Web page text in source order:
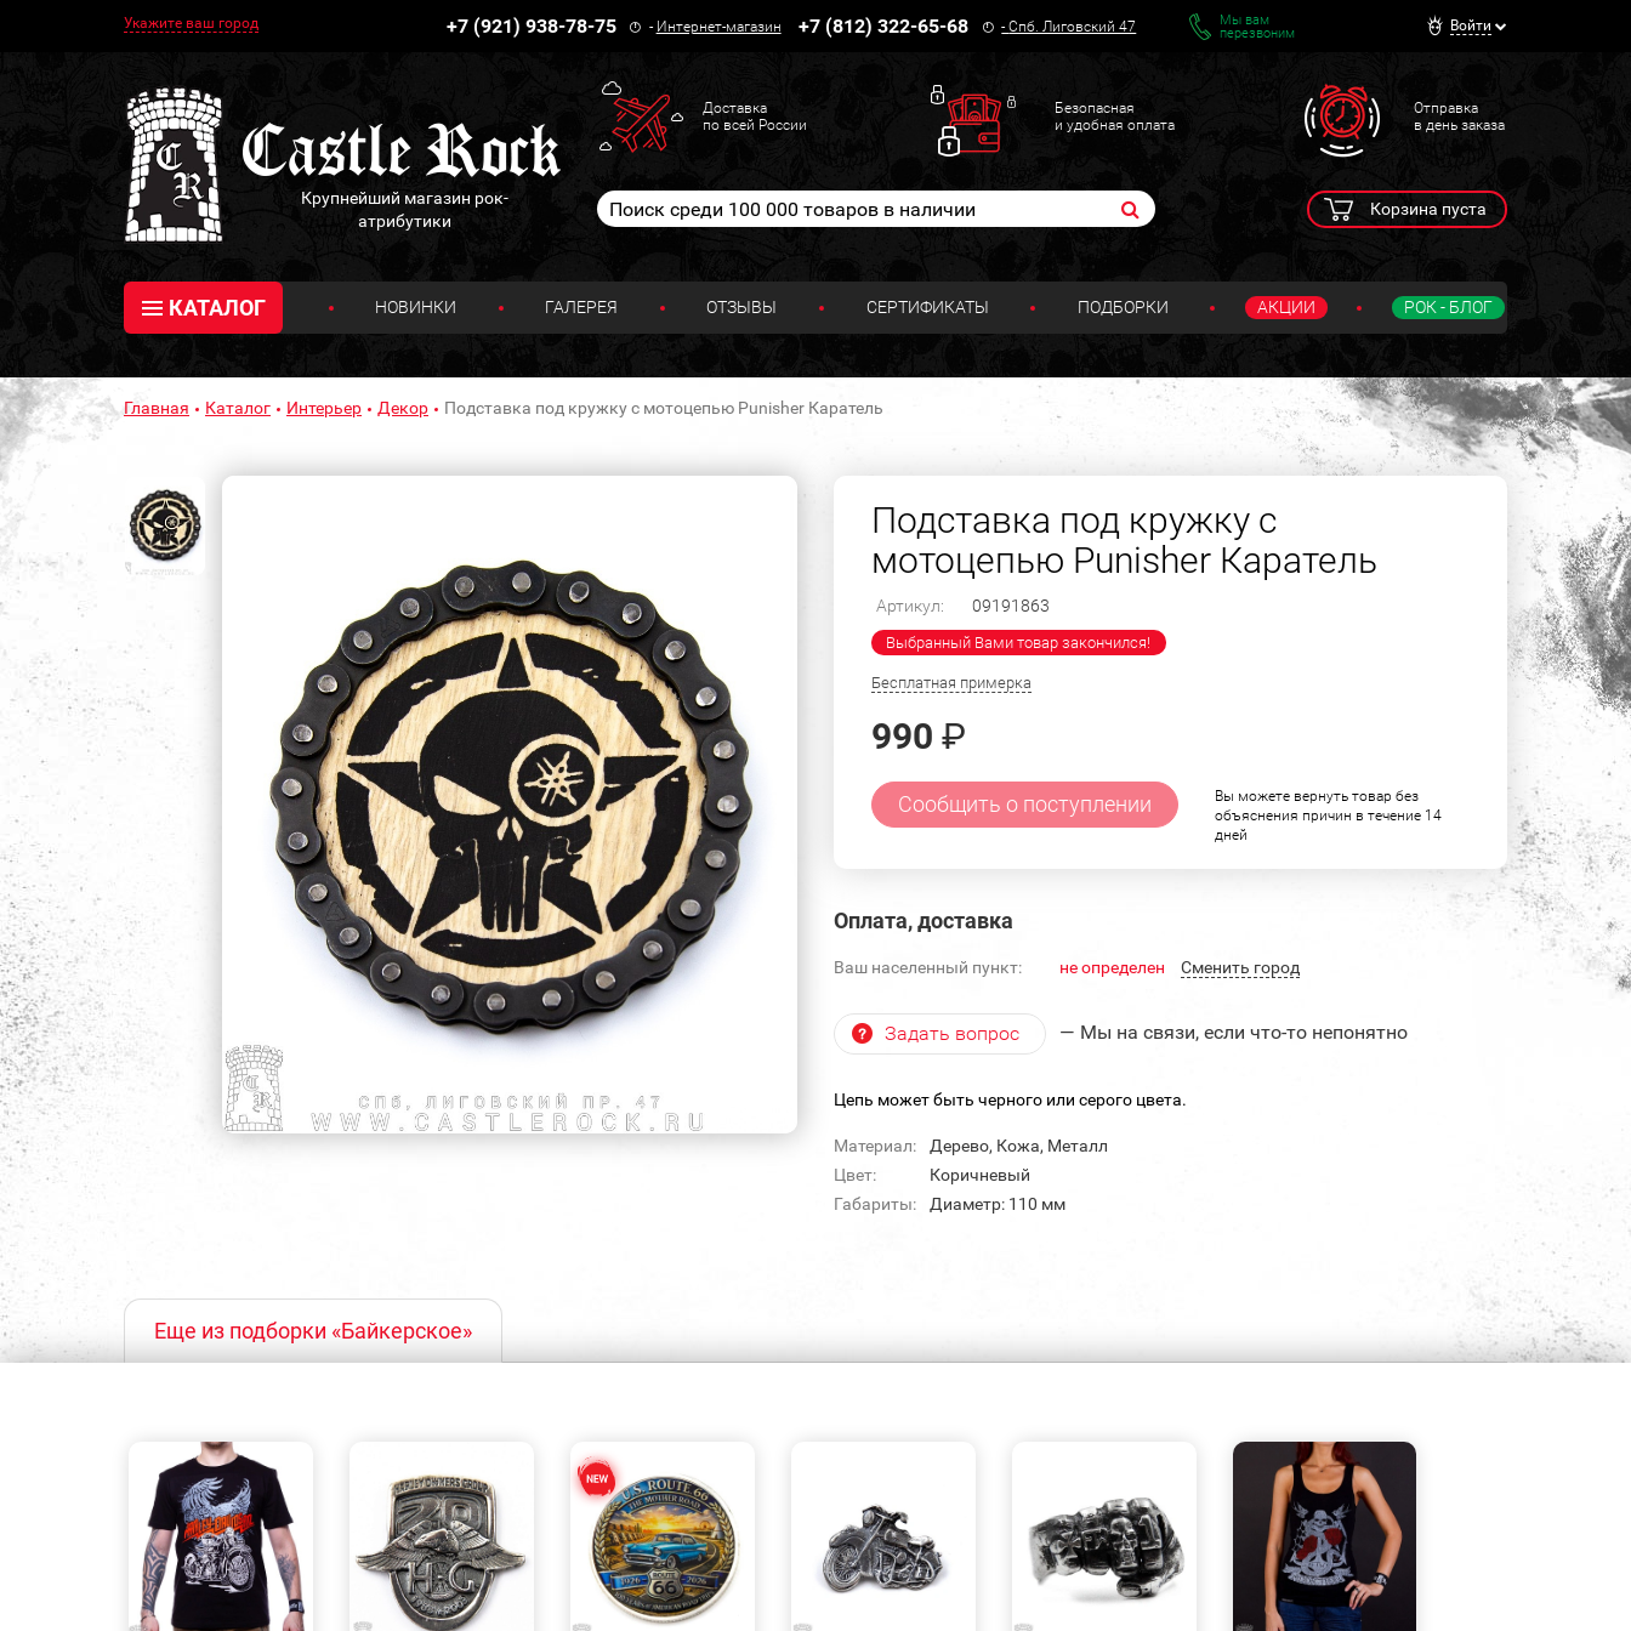
Укажите ваш город +7 (921) 938-78-75 - Интернет-магазин +7 (812) 322-65-68 -Спб. Лиговский 47
Мы вам
перезвоним
Войти
Крупнейший магазин рок-
атрибутики
Доставка
по всей России
Безопасная
и удобная оплата
Отправка
в день заказа
Корзина пуста
КАТАЛОГ НОВИНКИ ГАЛЕРЕЯ ОТЗЫВЫ СЕРТИФИКАТЫ ПОДБОРКИ АКЦИИ РОК - БЛОГ
Главная Каталог Интерьер Декор Подставка под кружку с мотоцепью Punisher Каратель
Подставка под кружку с
мотоцепью Punisher Каратель
Артикул: 09191863
Выбранный Вами товар закончился!
Бесплатная примерка
990 ₽
Сообщить о поступлении
Вы можете вернуть товар без
объяснения причин в течение 14
дней
Оплата, доставка
Ваш населенный пункт: не определен Cменить город
Задать вопрос — Мы на связи, если что-то непонятно
Цепь может быть черного или серого цвета.
Материал:
Дерево, Кожа, Металл
Цвет:
Коричневый
Габариты:
Диаметр: 110 мм
Еще из подборки «Байкерское»